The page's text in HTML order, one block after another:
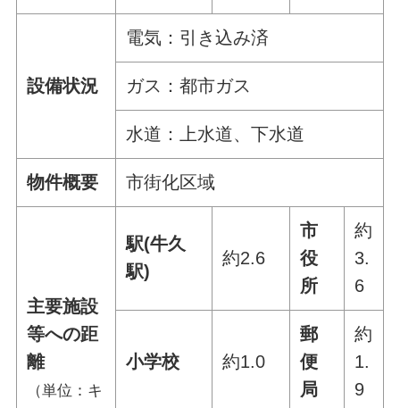
設備状況
電気：引き込み済
ガス：都市ガス
水道：上水道、下水道
物件概要 市街化区域
主要施設
等への距
離
（単位：キ
駅(牛久
駅)
約2.6
市
役
所
約
3.
6
小学校 約1.0
郵
便
局
約
1.
9